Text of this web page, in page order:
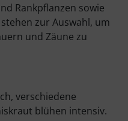
Rankpflanzen sowie
zur Auswahl, um
und Zäune zu
verschiedene
blühen intensiv.